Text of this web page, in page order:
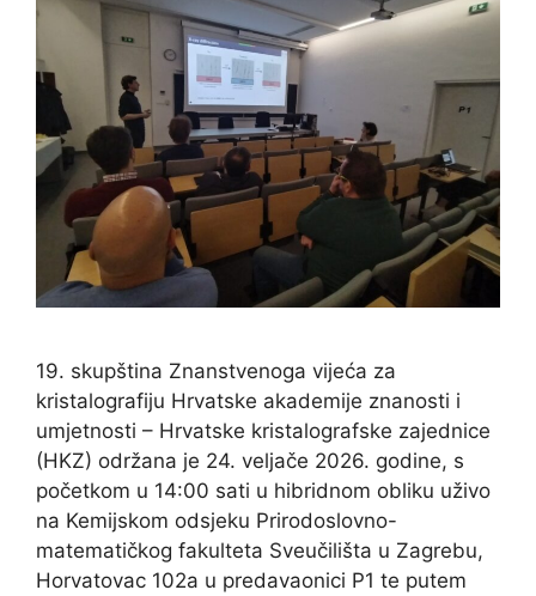
19. skupština Znanstvenoga vijeća za
kristalografiju Hrvatske akademije znanosti i
umjetnosti – Hrvatske kristalografske zajednice
(HKZ) održana je 24. veljače 2026. godine, s
početkom u 14:00 sati u hibridnom obliku uživo
na Kemijskom odsjeku Prirodoslovno-
matematičkog fakulteta Sveučilišta u Zagrebu,
Horvatovac 102a u predavaonici P1 te putem